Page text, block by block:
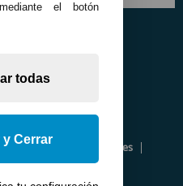
Política de Cookies
Opiniones
el botón
todas
Cerrar